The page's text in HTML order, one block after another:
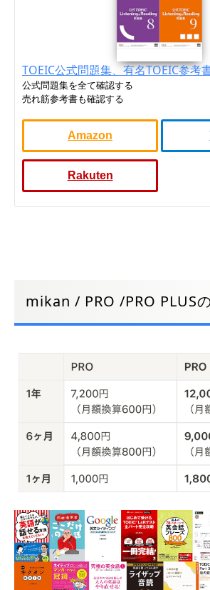
TOEIC公式問題集、有名TOEIC参考
公式問題集を全て確認する
売れ筋参考書も確認する
Amazon
Rakuten
mikan / PRO /PRO PLUS